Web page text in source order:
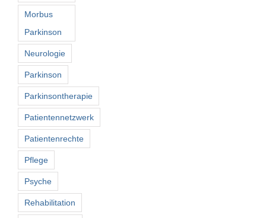
Morbus
Parkinson
Neurologie
Parkinson
Parkinsontherapie
Patientennetzwerk
Patientenrechte
Pflege
Psyche
Rehabilitation